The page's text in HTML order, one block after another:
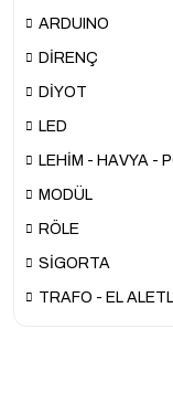
ARDUINO
DİRENÇ
DİYOT
LED
LEHİM - HAVYA -
MODÜL
RÖLE
SİGORTA
TRAFO - EL